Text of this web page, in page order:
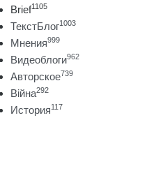
Brief1105
ТекстБлог1003
Мнения999
Видеоблоги962
Авторское739
Війна292
История117